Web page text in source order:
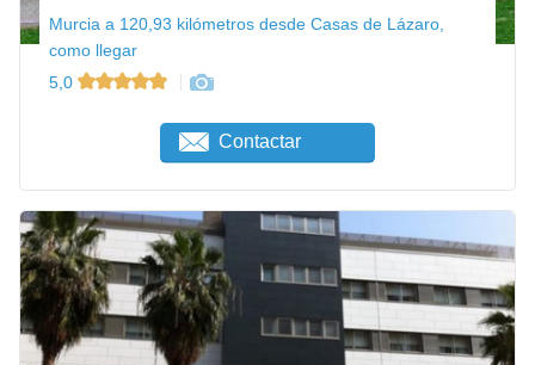
Murcia a 120,93 kilómetros desde Casas de Lázaro,
como llegar
5,0
Contactar